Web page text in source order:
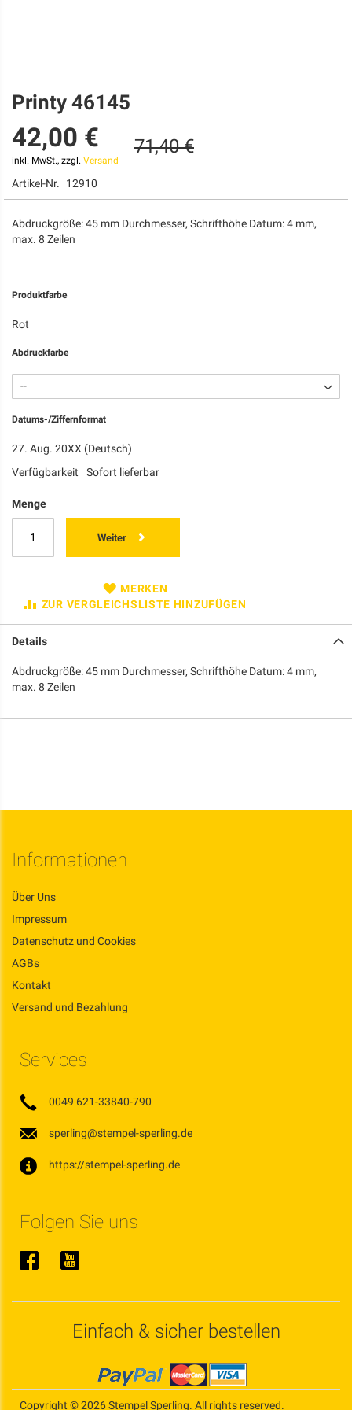
Zum
Anfang
der
Bildgalerie
springen
Printy 46145
42,00 €
inkl. MwSt., zzgl. Versand
71,40 €
Artikel-Nr. 12910
Abdruckgröße: 45 mm Durchmesser, Schrifthöhe Datum: 4 mm,
max. 8 Zeilen
Produktfarbe
Rot
Abdruckfarbe
Datums-/Ziffernformat
27. Aug. 20XX (Deutsch)
Verfügbarkeit
Sofort lieferbar
Menge
Weiter
MERKEN
ZUR VERGLEICHSLISTE HINZUFÜGEN
Details
Abdruckgröße: 45 mm Durchmesser, Schrifthöhe Datum: 4 mm,
max. 8 Zeilen
Informationen
Über Uns
Impressum
Datenschutz und Cookies
AGBs
Kontakt
Versand und Bezahlung
Services
0049 621-33840-790
sperling@stempel-sperling.de
https://stempel-sperling.de
Folgen Sie uns
Einfach & sicher bestellen
Copyright © 2026 Stempel Sperling. All rights reserved.